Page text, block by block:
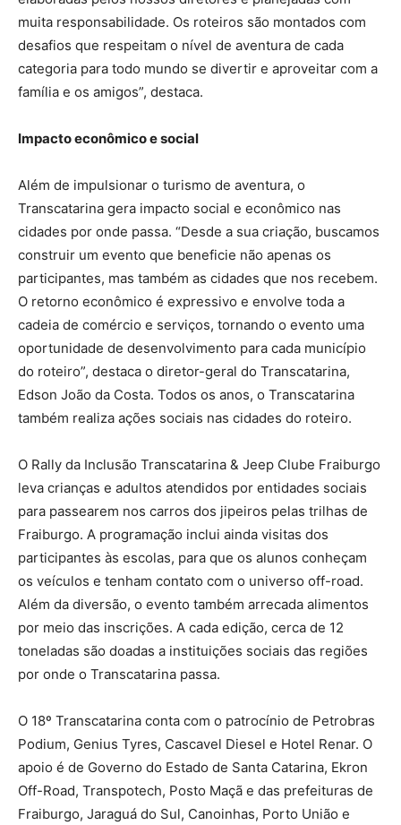
muita responsabilidade. Os roteiros são montados com
desafios que respeitam o nível de aventura de cada
categoria para todo mundo se divertir e aproveitar com a
família e os amigos”, destaca.
Impacto econômico e social
Além de impulsionar o turismo de aventura, o
Transcatarina gera impacto social e econômico nas
cidades por onde passa. “Desde a sua criação, buscamos
construir um evento que beneficie não apenas os
participantes, mas também as cidades que nos recebem.
O retorno econômico é expressivo e envolve toda a
cadeia de comércio e serviços, tornando o evento uma
oportunidade de desenvolvimento para cada município
do roteiro”, destaca o diretor-geral do Transcatarina,
Edson João da Costa. Todos os anos, o Transcatarina
também realiza ações sociais nas cidades do roteiro.
O Rally da Inclusão Transcatarina & Jeep Clube Fraiburgo
leva crianças e adultos atendidos por entidades sociais
para passearem nos carros dos jipeiros pelas trilhas de
Fraiburgo. A programação inclui ainda visitas dos
participantes às escolas, para que os alunos conheçam
os veículos e tenham contato com o universo off-road.
Além da diversão, o evento também arrecada alimentos
por meio das inscrições. A cada edição, cerca de 12
toneladas são doadas a instituições sociais das regiões
por onde o Transcatarina passa.
O 18º Transcatarina conta com o patrocínio de Petrobras
Podium, Genius Tyres, Cascavel Diesel e Hotel Renar. O
apoio é de Governo do Estado de Santa Catarina, Ekron
Off-Road, Transpotech, Posto Maçã e das prefeituras de
Fraiburgo, Jaraguá do Sul, Canoinhas, Porto União e